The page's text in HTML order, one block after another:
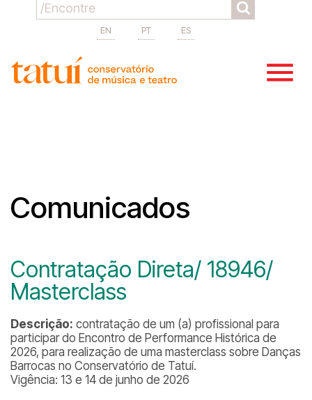
EN PT ES
Comunicados
Contratação Direta/ 18946/
Masterclass
Descrição: contratação de um (a) profissional para
participar do Encontro de Performance Histórica de
2026, para realização de uma masterclass sobre Danças
Barrocas no Conservatório de Tatuí.
Vigência: 13 e 14 de junho de 2026